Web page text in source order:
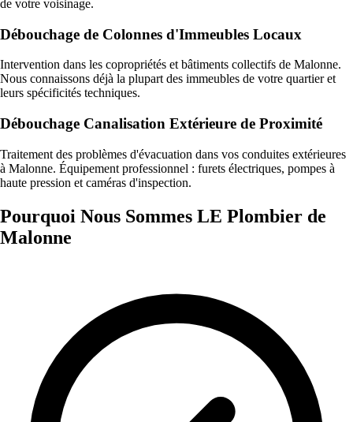
de votre voisinage.
Débouchage de Colonnes d'Immeubles Locaux
Intervention dans les copropriétés et bâtiments collectifs de Malonne.
Nous connaissons déjà la plupart des immeubles de votre quartier et
leurs spécificités techniques.
Débouchage Canalisation Extérieure de Proximité
Traitement des problèmes d'évacuation dans vos conduites extérieures
à Malonne. Équipement professionnel : furets électriques, pompes à
haute pression et caméras d'inspection.
Pourquoi Nous Sommes LE Plombier de
Malonne